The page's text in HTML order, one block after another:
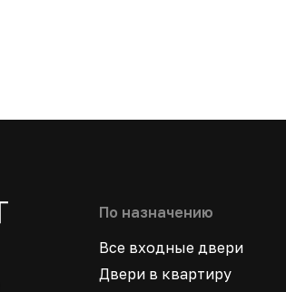
По назначению
Все входные двери
Двери в квартиру